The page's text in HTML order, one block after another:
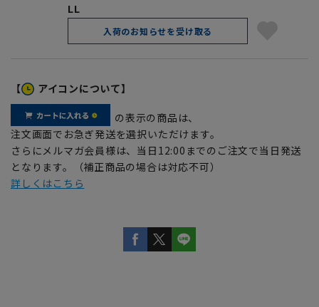
LL
入荷のお知らせを受け取る
【 アイコンについて】
の表示の商品は、
注文画面でお急ぎ発送を選択いただけます。
さらにメルマガ会員様は、当日12:00までのご注文で当日発送
となります。（補正商品の場合は対応不可）
詳しくはこちら